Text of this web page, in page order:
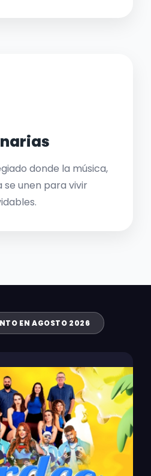
donde la música,
se unen para vivir
EN AGOSTO 2026